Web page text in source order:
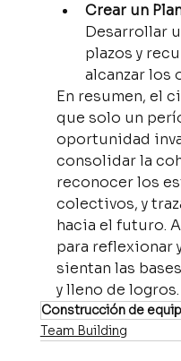
Crear un
Desarrollar
plazos y
alcanzar los
En resumen, el
que solo un
oportunidad
consolidar la
reconocer los
colectivos, y
hacia el futuro.
para reflexionar
sientan las
y lleno de logros.
Construcción de
Team Building